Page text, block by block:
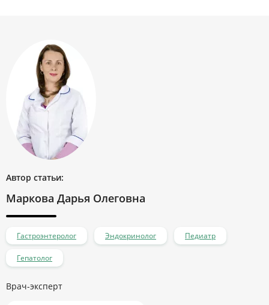
Автор статьи:
Маркова Дарья Олеговна
Гастроэнтеролог Эндокринолог Педиатр
Гепатолог
Врач-эксперт